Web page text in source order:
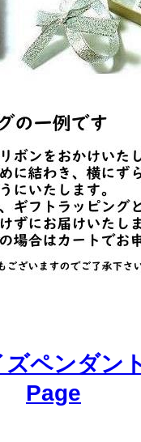
ペンダン
Page